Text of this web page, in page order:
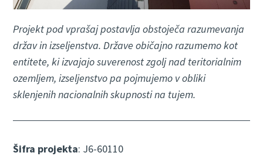
Projekt pod vprašaj postavlja obstoječa razumevanja
držav in izseljenstva. Države običajno razumemo kot
entitete, ki izvajajo suverenost zgolj nad teritorialnim
ozemljem, izseljenstvo pa pojmujemo v obliki
sklenjenih nacionalnih skupnosti na tujem.
Šifra projekta: J6-60110